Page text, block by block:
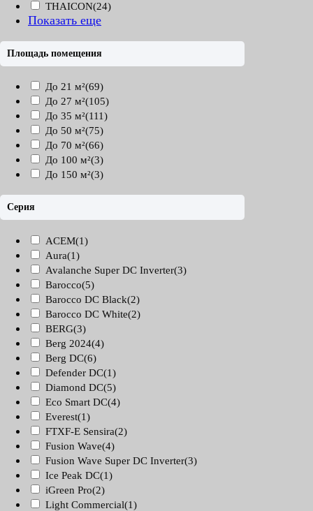
THAICON(24)
Показать еще
Площадь помещения
До 21 м²(69)
До 27 м²(105)
До 35 м²(111)
До 50 м²(75)
До 70 м²(66)
До 100 м²(3)
До 150 м²(3)
Серия
ACEM(1)
Aura(1)
Avalanche Super DC Inverter(3)
Barocco(5)
Barocco DC Black(2)
Barocco DC White(2)
BERG(3)
Berg 2024(4)
Berg DC(6)
Defender DC(1)
Diamond DC(5)
Eco Smart DC(4)
Everest(1)
FTXF-E Sensira(2)
Fusion Wave(4)
Fusion Wave Super DC Inverter(3)
Ice Peak DC(1)
iGreen Pro(2)
Light Commercial(1)